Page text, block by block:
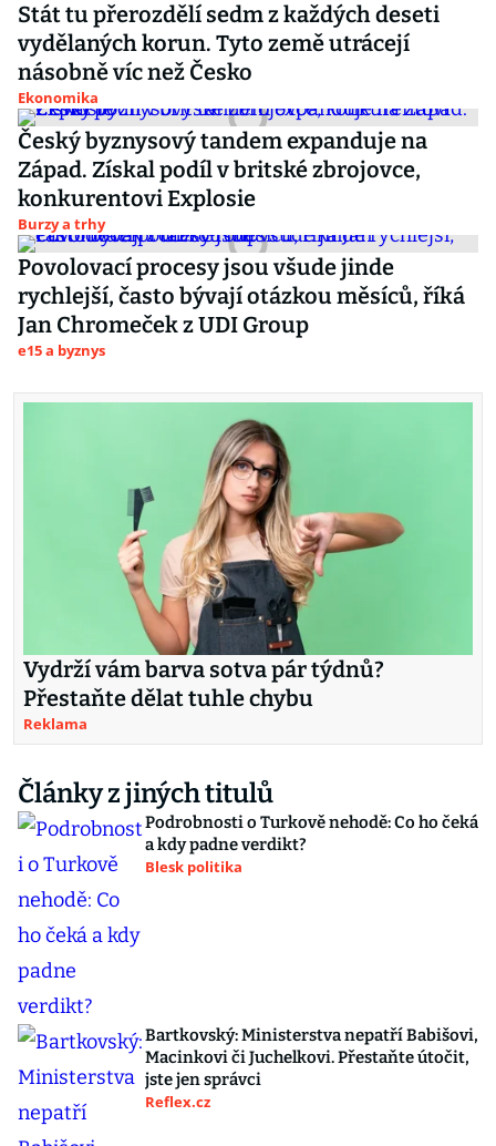
Stát tu přerozdělí sedm z každých deseti
vydělaných korun. Tyto země utrácejí
násobně víc než Česko
Ekonomika
Český byznysový tandem expanduje na
Západ. Získal podíl v britské zbrojovce,
konkurentovi Explosie
Burzy a trhy
Povolovací procesy jsou všude jinde
rychlejší, často bývají otázkou měsíců, říká
Jan Chromeček z UDI Group
e15 a byznys
Vydrží vám barva sotva pár týdnů?
Přestaňte dělat tuhle chybu
Reklama
Články z jiných titulů
Podrobnosti o Turkově nehodě: Co ho čeká
a kdy padne verdikt?
Blesk politika
Bartkovský: Ministerstva nepatří Babišovi,
Macinkovi či Juchelkovi. Přestaňte útočit,
jste jen správci
Reflex.cz